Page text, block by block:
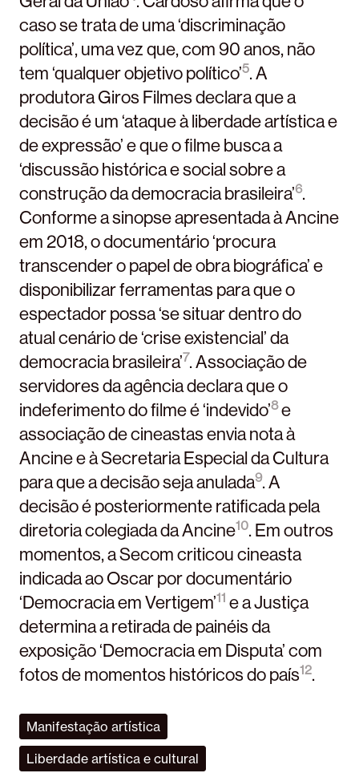
caso se trata de uma ‘discriminação
política’, uma vez que, com 90 anos, não
tem ‘qualquer objetivo político’5. A
produtora Giros Filmes declara que a
decisão é um ‘ataque à liberdade artística e
de expressão’ e que o filme busca a
‘discussão histórica e social sobre a
construção da democracia brasileira’6.
Conforme a sinopse apresentada à Ancine
em 2018, o documentário ‘procura
transcender o papel de obra biográfica’ e
disponibilizar ferramentas para que o
espectador possa ‘se situar dentro do
atual cenário de ‘crise existencial’ da
democracia brasileira’7. Associação de
servidores da agência declara que o
indeferimento do filme é ‘indevido’8e
associação de cineastas envia nota à
Ancine e à Secretaria Especial da Cultura
para que a decisão seja anulada9. A
decisão é posteriormente ratificada pela
diretoria colegiada da Ancine10. Em outros
momentos, a Secom criticou cineasta
indicada ao Oscar por documentário
‘Democracia em Vertigem’11 e a Justiça
determina a retirada de painéis da
exposição ‘Democracia em Disputa’ com
fotos de momentos históricos do país12.
Manifestação artística
Liberdade artística e cultural